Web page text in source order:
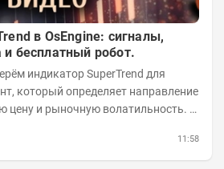
в OsEngine: сигналы,
бесплатный робот.
индикатор SuperTrend для
который определяет направление
цену и рыночную волатильность. В
11:58